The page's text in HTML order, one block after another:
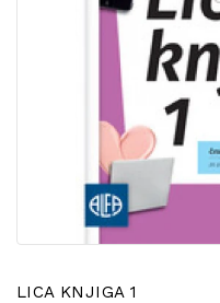
LICA KNJIGA 1